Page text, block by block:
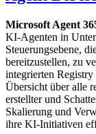
Microsoft Agent
KI-Agenten in
Steuerungsebene,
bereitzustellen, zu
integrierten
Übersicht über alle
erstellter und
Skalierung und
ihre KI-Initiativen